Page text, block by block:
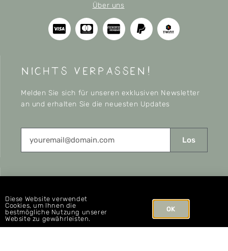
Über uns
nichts verpassen!
Melden Sie sich für unseren exklusiven Newsletter
an und erhalten Sie die neuesten Updates
Los
CONNECT
Diese Website verwendet
Cookies, um Ihnen die
bestmögliche Nutzung unserer
Website zu gewährleisten.
OK